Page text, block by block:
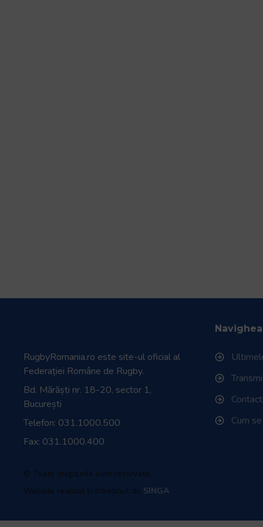
RugbyRomania.ro este site-ul oficial al
Federației Române de Rugby.
Bd. Mărăști nr. 18-20, sector 1,
București
Telefon: 031.1000.500
Fax: 031.1000.400
© Toate drepturile sunt rezervate.
Website realizat și întreținut de SINGA
Cum